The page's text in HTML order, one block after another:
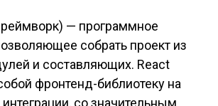
— программное
собрать проект из
и составляющих. React
фронтенд-библиотеку на
со значительным